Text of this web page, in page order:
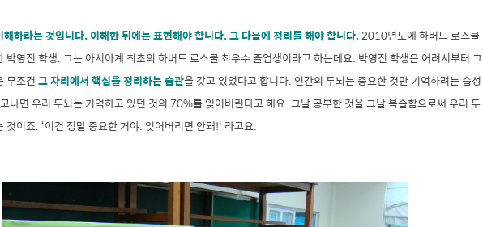
하라는 것입니다. 이해한 뒤에는 표현해야 합니다. 그 다음에 정리를 해야 합니다.2010년도에 하버드 로스쿨
박영진 학생. 그는 아시아계 최초의 하버드 로스쿨 최우수 졸업생이라고 하는데요. 박영진 학생은 어려서부터 그
무조건그 자리에서 핵심을 정리하는 습관을 갖고 있었다고 합니다. 인간의 두뇌는 중요한 것만 기억하려는 습성
나면 우리 두뇌는 기억하고 있던 것의 70%를 잊어버린다고 해요. 그날 공부한 것을 그날 복습함으로써 우리 두
것이죠. ‘이건 정말 중요한 거야. 잊어버리면 안돼!‘ 라고요.